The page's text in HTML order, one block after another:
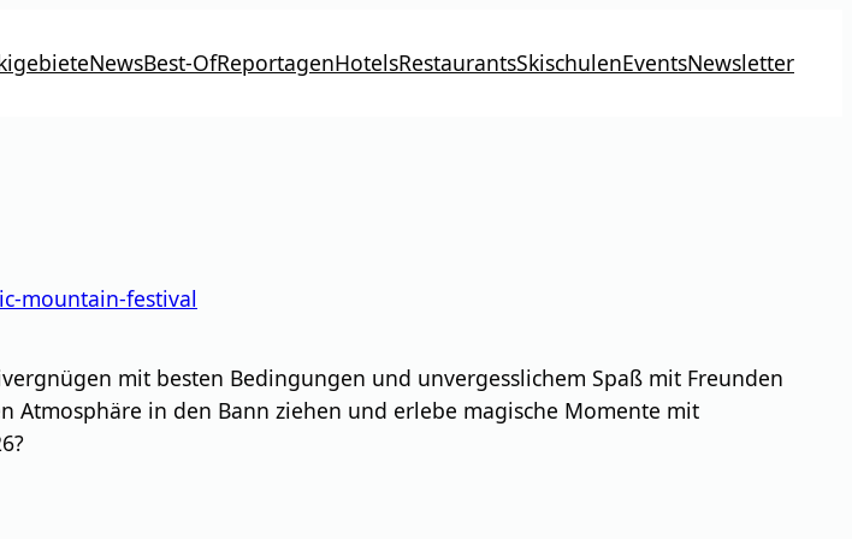
NewsBest-OfReportagenHotelsRestaurantsSkischulenEventsNewsletter
mountain-festival
mit besten Bedingungen und unvergesslichem Spaß mit Freunden
Atmosphäre in den Bann ziehen und erlebe magische Momente mit